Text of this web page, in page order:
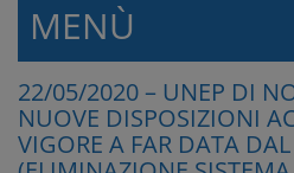
MENÙ
22/05/2020 – UNEP DI
NUOVE DISPOSIZIONI
VIGORE A FAR DATA